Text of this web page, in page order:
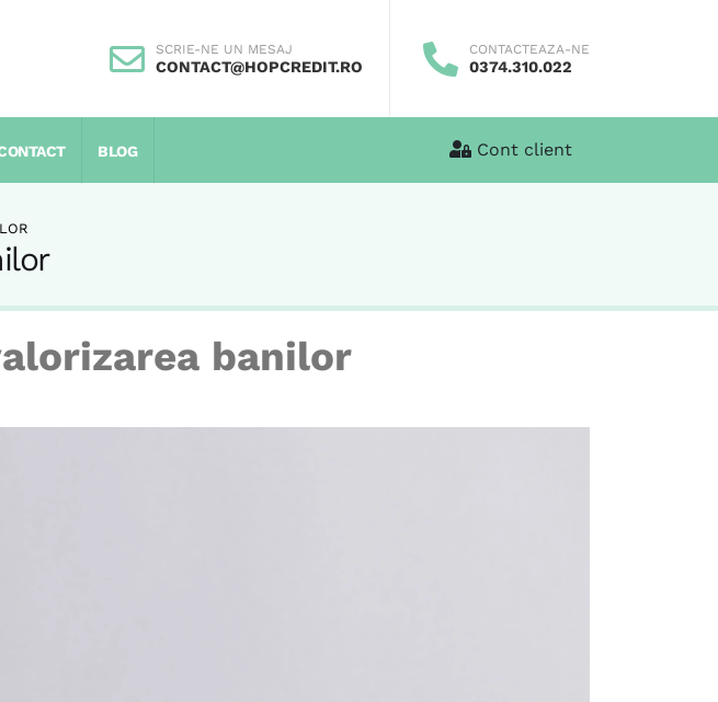
SCRIE-NE UN MESAJ
CONTACT@HOPCREDIT.RO
CONTACTEAZA-NE
0374.310.022
BLOG Cont client
banilor